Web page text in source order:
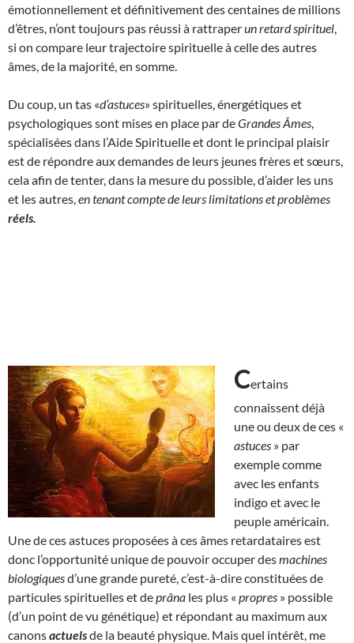
émotionnellement et définitivement des centaines de millions
d’êtres, n’ont toujours pas réussi à rattraperun retard spirituel
si on compare leur trajectoire spirituelle à celle des autres
âmes, de la majorité, en somme.
Du coup, un tas «d’astuces» spirituelles, énergétiques et
psychologiques sont mises en place par deGrandes Âmes
spécialisées dans l’Aide Spirituelle et dont le principal plaisir
est de répondre aux demandes de leurs jeunes frères et sœurs,
cela afin de tenter, dans la mesure du possible, d’aider les uns
et les autres, en tenant compte de leurs limitations et problèmes
réels.
Certains
connaissent déjà
une ou deux de ces «
astuces » par
exemple comme
avec les enfants
indigo et avec le
peuple américain.
Une de ces astuces proposées à ces âmes retardataires est
donc l’opportunité unique de pouvoir occuper desmachines
biologiquesd’une grande pureté, c’est-à-dire constituées de
particules spirituelles et deprâna les plus « propres » possible
(d’un point de vu génétique) et répondant au maximum aux
canonsactuelsde la beauté physique. Mais quel intérêt, me